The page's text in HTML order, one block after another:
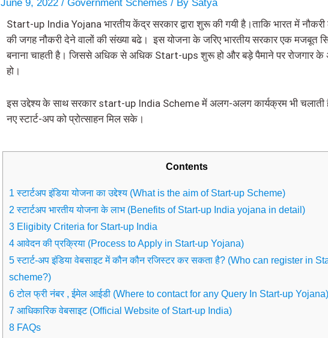
June 9, 2022 / Government Schemes / By Satya
Start-up India Yojana भारतीय केंद्र सरकार द्वारा शुरू की गयी है।ताकि भारत में नौकरी
की जगह नौकरी देने वालों की संख्या बढे। इस योजना के जरिए भारतीय सरकार एक मजबूत
बनाना चाहती है। जिससे अधिक से अधिक Start-ups शुरू हो और बड़े पैमाने पर रोजगार के
हो।
इस उद्देश्य के साथ सरकार start-up India Scheme में अलग-अलग कार्यक्रम भी चलाती
नए स्टार्ट-अप को प्रोत्साहन मिल सके।
Contents
1 स्टार्टअप इंडिया योजना का उद्देश्य (What is the aim of Start-up Scheme)
2 स्टार्टअप भारतीय योजना के लाभ (Benefits of Start-up India yojana in detail)
3 Eligibity Criteria for Start-up India
4 आवेदन की प्रक्रिया (Process to Apply in Start-up Yojana)
5 स्टार्ट-अप इंडिया वेबसाइट में कौन कौन रजिस्टर कर सकता है? (Who can register in
scheme?)
6 टोल फ्री नंबर , ईमेल आईडी (Where to contact for any Query In Start-up Yojana)
7 आधिकारिक वेबसाइट (Official Website of Start-up India)
8 FAQs